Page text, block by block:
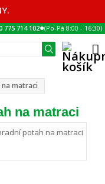
775 714 102●(Po-Pá 8:00 - 16:30)
na matraci
na matraci